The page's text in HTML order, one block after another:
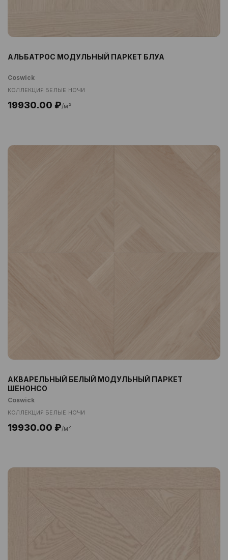
АЛЬБАТРОС МОДУЛЬНЫЙ ПАРКЕТ БЛУА
Coswick
КОЛЛЕКЦИЯ БЕЛЫЕ НОЧИ
19930.00 ₽/м²
АКВАРЕЛЬНЫЙ БЕЛЫЙ МОДУЛЬНЫЙ ПАРКЕТ
ШЕНОНСО
Coswick
КОЛЛЕКЦИЯ БЕЛЫЕ НОЧИ
19930.00 ₽/м²